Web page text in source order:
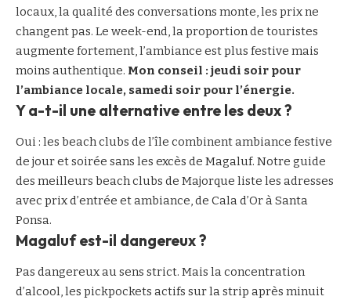
locaux, la qualité des conversations monte, les prix ne
changent pas. Le week-end, la proportion de touristes
augmente fortement, l’ambiance est plus festive mais
moins authentique. Mon conseil : jeudi soir pour
l’ambiance locale, samedi soir pour l’énergie.
Y a-t-il une alternative entre les deux ?
Oui : les beach clubs de l’île combinent ambiance festive
de jour et soirée sans les excès de Magaluf. Notre guide
des meilleurs beach clubs de Majorque liste les adresses
avec prix d’entrée et ambiance, de Cala d’Or à Santa
Ponsa.
Magaluf est-il dangereux ?
Pas dangereux au sens strict. Mais la concentration
d’alcool, les pickpockets actifs sur la strip après minuit